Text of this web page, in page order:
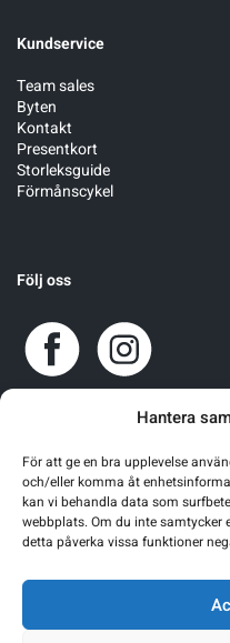
Hantera
För att ge en bra upplevelse
och/eller komma åt
kan vi behandla data som
webbplats. Om du inte
detta påverka vissa funktioner
Kundservice
Team sales
Byten
Kontakt
Presentkort
Storleksguide
Förmånscykel
Följ oss